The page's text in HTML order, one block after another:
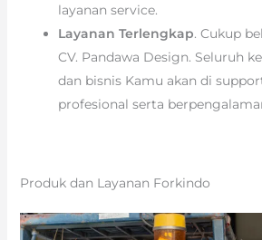
layanan service.
Layanan Terlengkap. Cukup
CV. Pandawa Design. Seluruh
dan bisnis Kamu akan di
profesional serta
Produk dan Layanan Forkindo